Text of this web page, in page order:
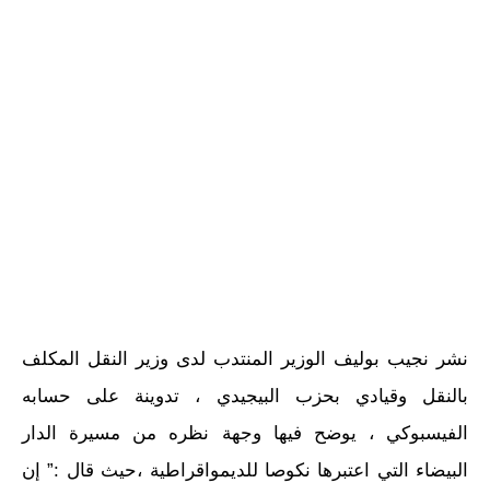
نشر نجيب بوليف الوزير المنتدب لدى وزير النقل المكلف
بالنقل وقيادي بحزب البيجيدي ، تدوينة على حسابه
الفيسبوكي ، يوضح فيها وجهة نظره من مسيرة الدار
البيضاء التي اعتبرها نكوصا للديمواقراطية ،حيث قال :” إن